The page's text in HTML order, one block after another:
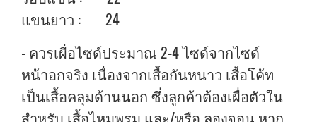
แขนยาว : 24
- ควรเผื่อไซด์ประมาณ 2-4 ไซด์จากไซด์
หน้าอกจริง เนื่องจากเสื้อกันหนาว เสื้อโค้ท
เป็นเสื้อคลุมด้านนอก ซึ่งลูกค้าต้องเผื่อตัวใน
สำหรับ เสื้อไหมพรม และ/หรือ ลองจอน หาก